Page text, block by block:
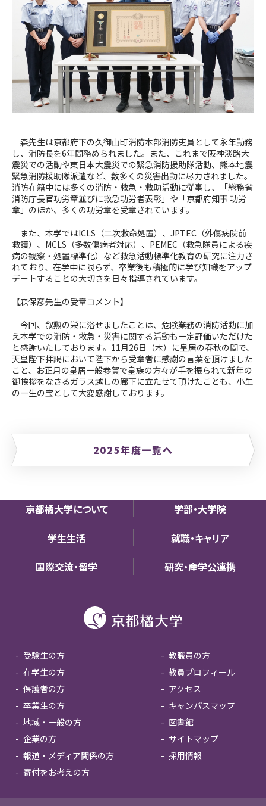
森先生は京都府下の久御山町消防本部消防吏員として永年勤務
し、消防長を6年間務められました。また、これまで阪神淡路大
震災での活動や東日本大震災での緊急消防援助隊活動、熊本地震
緊急消防援助隊派遣など、数多くの災害出動に尽力されました。
消防在籍中には多くの消防・救急・救助活動に従事し、「総務省
消防庁長官功労章並びに救急功労者表彰」や「京都府知事 功労
章」のほか、多くの功労章を受章されています。
また、本学ではICLS（二次救命処置）、JPTEC（外傷病院前
救護）、MCLS（多数傷病者対応）、PEMEC（救急隊員による疾
病の観察・処置標準化）など救急活動標準化教育の研究に注力さ
れており、在学中に限らず、卒業後も積極的に学び知識をアップ
デートすることの大切さを日々指導されています。
【森保彦先生の受章コメント】
今回、叙勲の栄に浴せましたことは、危険業務の消防活動に加
え本学での消防・救急・災害に関する活動も一定評価いただけた
と感謝いたしております。11月26日（木）に皇居の春秋の間で、
天皇陛下拝謁において陛下から受章者に感謝の言葉を頂けました
こと、お正月の皇居一般参賀で皇族の方々が手を振られて新年の
御挨拶をなさるガラス越しの廊下に立たせて頂けたことも、小生
の一生の宝として大変感謝しております。
2025年度一覧へ
京都橘大学について 学部・大学院
学生生活 就職・キャリア
国際交流・留学 研究・産学公連携
受験生の方
在学生の方
保護者の方
卒業生の方
地域・一般の方
企業の方
報道・メディア関係の方
寄付をお考えの方
教職員の方
教員プロフィール
アクセス
キャンパスマップ
図書館
サイトマップ
採用情報